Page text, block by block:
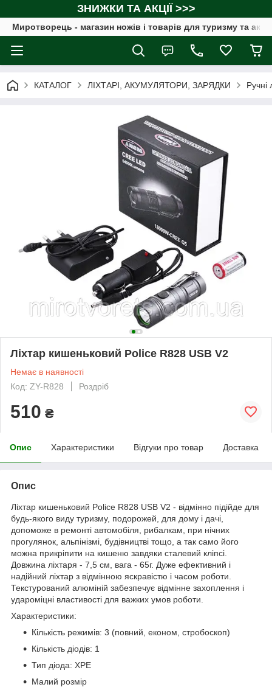
ЗНИЖКИ ТА АКЦІЇ >>>
Миротворець - магазин ножів і товарів для туризму та
КАТАЛОГ ЛІХТАРІ, АКУМУЛЯТОРИ, ЗАРЯДКИ Ручні
Ліхтар кишеньковий Police R828 USB V2
Немає в наявності
Код: ZY-R828
Роздріб
510 ₴
Опис Характеристики Відгуки про товар Доставка
Опис
Ліхтар кишеньковий Police R828 USB V2 - відмінно підійде для
будь-якого виду туризму, подорожей, для дому і дачі,
допоможе в ремонті автомобіля, рибалкам, при нічних
прогулянок, альпінізмі, будівництві тощо, а так само його
можна прикріпити на кишеню завдяки сталевий кліпсі.
Довжина ліхтаря - 7,5 см, вага - 65г. Дуже ефективний і
надійний ліхтар з відмінною яскравістю і часом роботи.
Текстурований алюміній забезпечує відмінне захоплення і
удароміцні властивості для важких умов роботи.
Характеристики:
Кількість режимів: 3 (повний, економ, стробоскоп)
Кількість діодів: 1
Тип діода: XPE
Малий розмір